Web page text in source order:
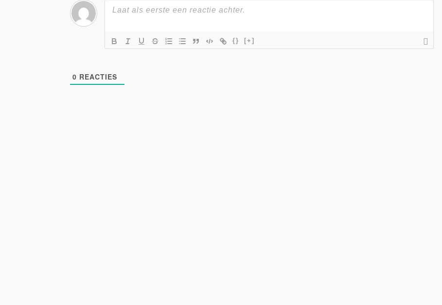
{} [+]
0 REACTIES